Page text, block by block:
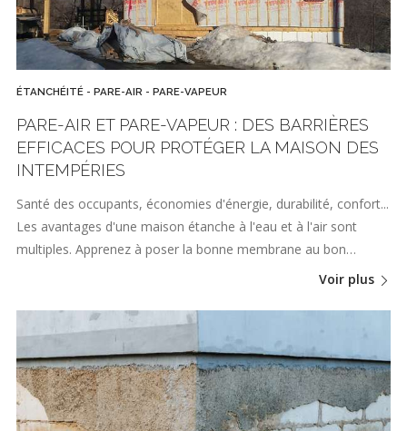
ÉTANCHÉITÉ - PARE-AIR - PARE-VAPEUR
PARE-AIR ET PARE-VAPEUR : DES BARRIÈRES
EFFICACES POUR PROTÉGER LA MAISON DES
INTEMPÉRIES
Santé des occupants, économies d'énergie, durabilité, confort...
Les avantages d'une maison étanche à l'eau et à l'air sont
multiples. Apprenez à poser la bonne membrane au bon…
Voir plus